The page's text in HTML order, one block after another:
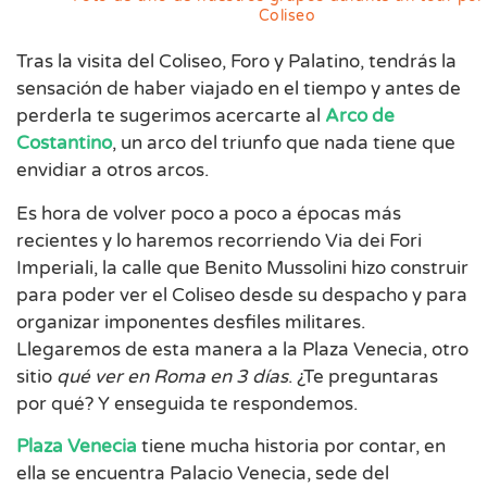
Coliseo
Tras la visita del Coliseo, Foro y Palatino, tendrás la
sensación de haber viajado en el tiempo y antes de
perderla te sugerimos acercarte al Arco de
Costantino, un arco del triunfo que nada tiene que
envidiar a otros arcos.
Es hora de volver poco a poco a épocas más
recientes y lo haremos recorriendo Via dei Fori
Imperiali, la calle que Benito Mussolini hizo construir
para poder ver el Coliseo desde su despacho y para
organizar imponentes desfiles militares.
Llegaremos de esta manera a la Plaza Venecia, otro
sitio qué ver en Roma en 3 días. ¿Te preguntaras
por qué? Y enseguida te respondemos.
Plaza Venecia tiene mucha historia por contar, en
ella se encuentra Palacio Venecia, sede del